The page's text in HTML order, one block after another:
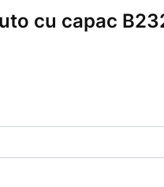
cu capac